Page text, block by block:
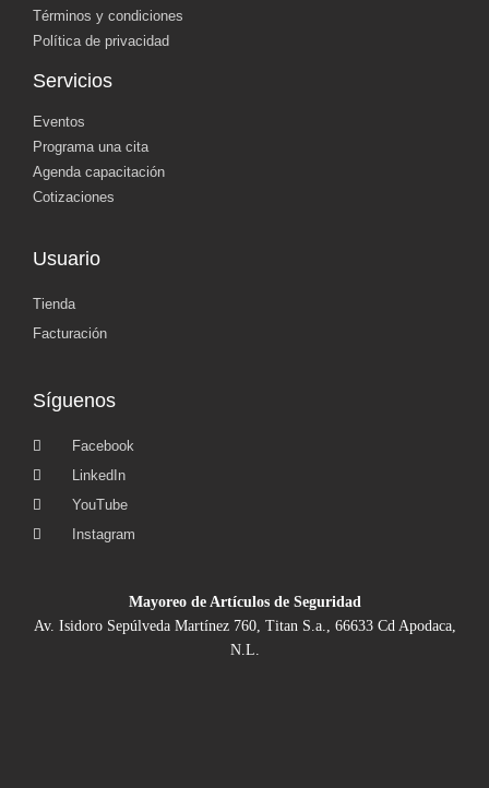
Términos y condiciones
Política de privacidad
Servicios
Eventos
Programa una cita
Agenda capacitación
Cotizaciones
Usuario
Tienda
Facturación
Síguenos
Facebook
LinkedIn
YouTube
Instagram
Mayoreo de Artículos de Seguridad
Av. Isidoro Sepúlveda Martínez 760, Titan S.a., 66633 Cd Apodaca,
N.L.